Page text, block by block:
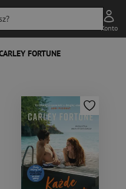
Konto
FORTUNE